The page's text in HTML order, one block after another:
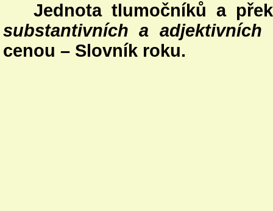
Jednota tlumočníků a
substantivních a
cenou – Slovník roku.